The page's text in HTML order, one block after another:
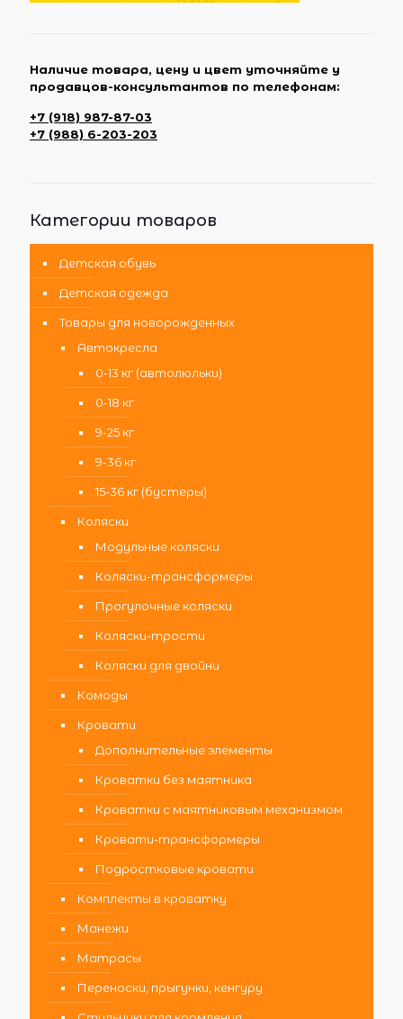
Наличие товара, цену и цвет уточняйте у
продавцов-консультантов по телефонам:
+7 (918) 987-87-03
+7 (988) 6-203-203
Категории товаров
Детская обувь
Детская одежда
Товары для новорожденных
Автокресла
0-13 кг (автолюльки)
0-18 кг
9-25 кг
9-36 кг
15-36 кг (бустеры)
Коляски
Модульные коляски
Коляски-трансформеры
Прогулочные коляски
Коляски-трости
Коляски для двойни
Комоды
Кровати
Дополнительные элементы
Кроватки без маятника
Кроватки с маятниковым механизмом
Кровати-трансформеры
Подростковые кровати
Комплекты в кроватку
Манежи
Матрасы
Переноски, прыгунки, кенгуру